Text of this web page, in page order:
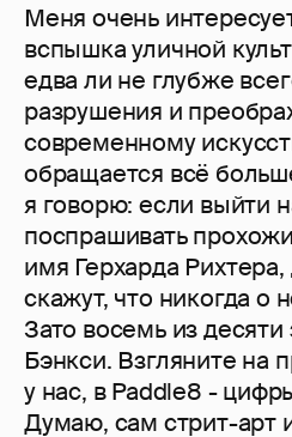
Меня очень
вспышка уличной
едва ли не глубже
разрушения и
современному
обращается всё
я говорю: если выйти
поспрашивать
имя Герхарда Рихтера,
скажут, что никогда о
Зато восемь из десяти
Бэнкси. Взгляните на
у нас, в Paddle8 -
Думаю, сам стрит-арт